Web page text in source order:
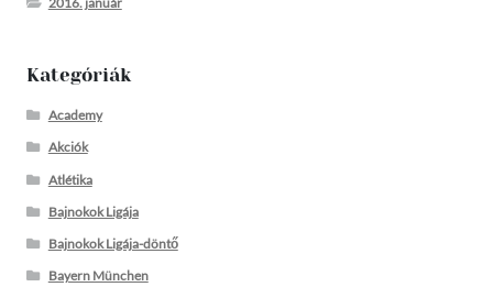
Kategóriák
Academy
Akciók
Atlétika
Bajnokok Ligája
Bajnokok Ligája-döntő
Bayern München